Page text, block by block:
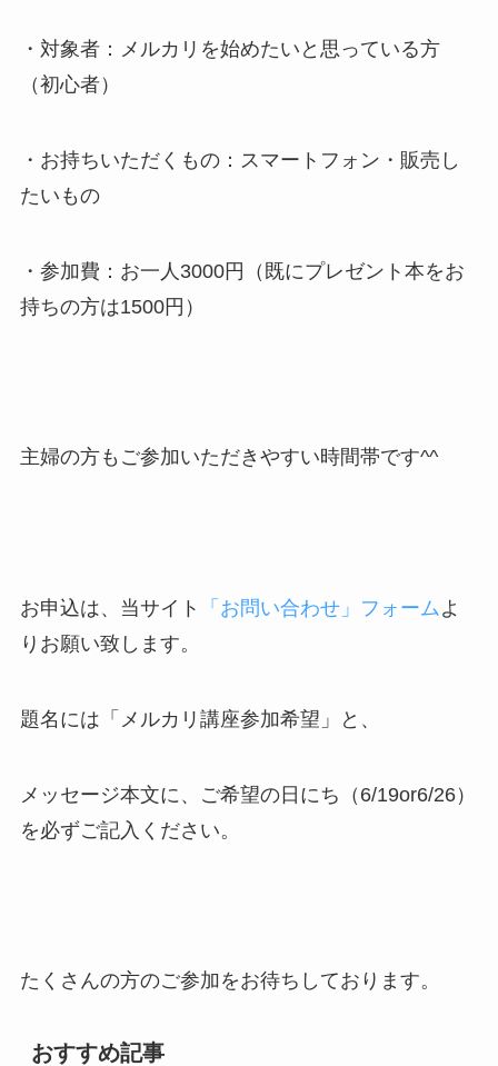
・対象者：メルカリを始めたいと思っている方
（初心者）
・お持ちいただくもの：スマートフォン・販売し
たいもの
・参加費：お一人3000円（既にプレゼント本をお
持ちの方は1500円）
主婦の方もご参加いただきやすい時間帯です^^
お申込は、当サイト 「お問い合わせ」フォーム よ
りお願い致します。
題名には「メルカリ講座参加希望」と、
メッセージ本文に、ご希望の日にち（6/19or6/26）
を必ずご記入ください。
たくさんの方のご参加をお待ちしております。
おすすめ記事